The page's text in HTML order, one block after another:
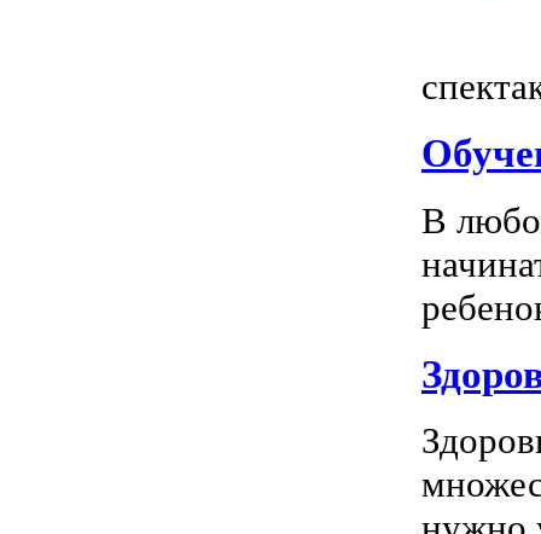
В